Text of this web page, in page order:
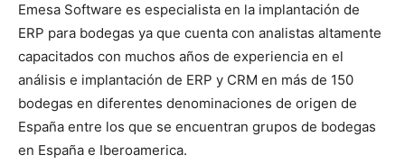
Emesa Software es especialista en la implantación de
ERP para bodegas ya que cuenta con analistas altamente
capacitados con muchos años de experiencia en el
análisis e implantación de ERP y CRM en más de 150
bodegas en diferentes denominaciones de origen de
España entre los que se encuentran grupos de bodegas
en España e Iberoamerica.